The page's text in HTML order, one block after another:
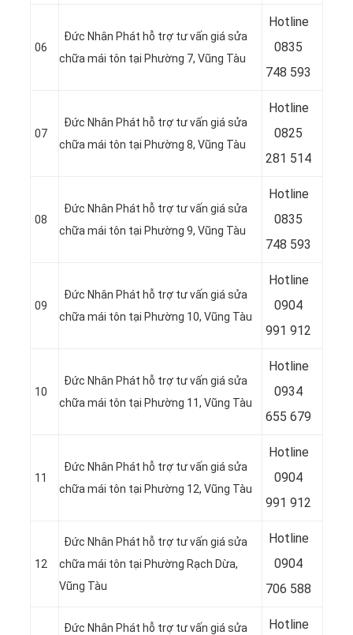
06
Đức Nhân Phát hỗ trợ tư vấn giá sửa
chữa mái tôn tại Phường 7, Vũng Tàu
Hotline
0835
748 593
07
Đức Nhân Phát hỗ trợ tư vấn giá sửa
chữa mái tôn tại Phường 8, Vũng Tàu
Hotline
0825
281 514
08
Đức Nhân Phát hỗ trợ tư vấn giá sửa
chữa mái tôn tại Phường 9, Vũng Tàu
Hotline
0835
748 593
09
Đức Nhân Phát hỗ trợ tư vấn giá sửa
chữa mái tôn tại Phường 10, Vũng Tàu
Hotline
0904
991 912
10
Đức Nhân Phát hỗ trợ tư vấn giá sửa
chữa mái tôn tại Phường 11, Vũng Tàu
Hotline
0934
655 679
11
Đức Nhân Phát hỗ trợ tư vấn giá sửa
chữa mái tôn tại Phường 12, Vũng Tàu
Hotline
0904
991 912
12
Đức Nhân Phát hỗ trợ tư vấn giá sửa
chữa mái tôn tại Phường Rạch Dừa,
Vũng Tàu
Hotline
0904
706 588
Đức Nhân Phát hỗ trợ tư vấn giá sửa
Hotline